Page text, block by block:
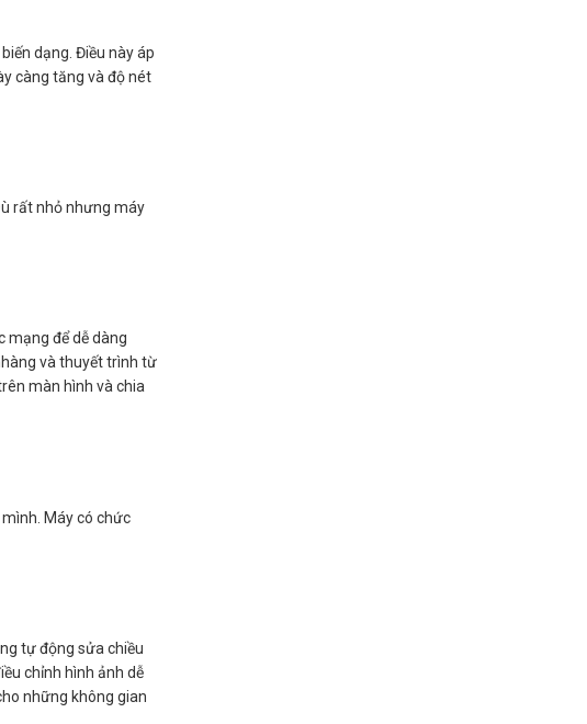
dạng. Điều này áp
càng tăng và độ nét
rất nhỏ nhưng máy
mạng để dễ dàng
và thuyết trình từ
màn hình và chia
Máy có chức
tự động sửa chiều
chỉnh hình ảnh dễ
những không gian